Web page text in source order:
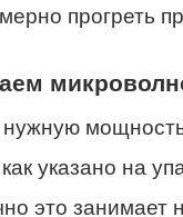
прогреть
указано на
это занимает